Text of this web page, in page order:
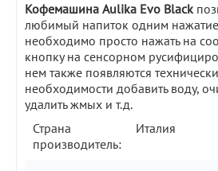
Кофемашина Aulika Evo Black
любимый напиток одним
необходимо просто нажать на
кнопку на сенсорном
нем также появляются
необходимости добавить воду,
удалить жмых и т.д.
Страна
производитель:
Италия